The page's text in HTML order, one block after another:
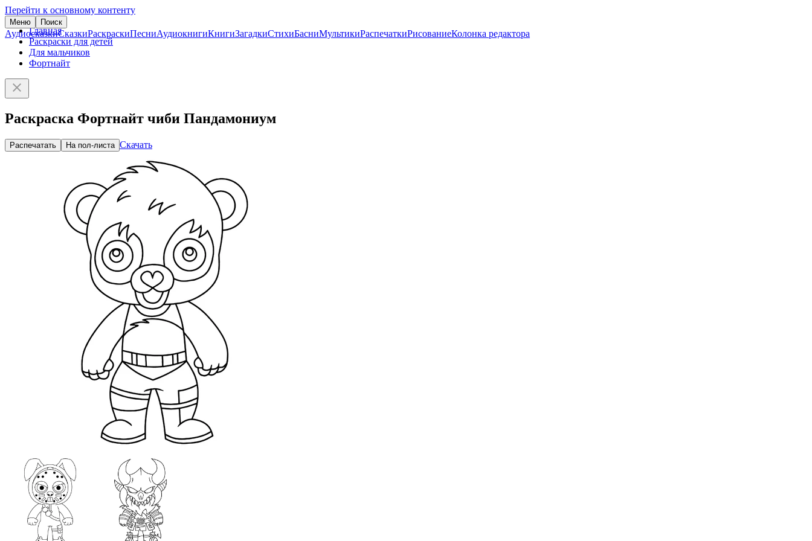
Перейти к основному контенту
Меню Поиск
АудиосказкиСказкиРаскраскиПесниАудиокнигиКнигиЗагадкиСтихиБасниМультикиРаспечаткиРисованиеКолонка редактора
Главная
Раскраски для детей
Для мальчиков
Фортнайт
Раскраска Фортнайт чиби Пандамониум
Распечатать На пол-листа Скачать